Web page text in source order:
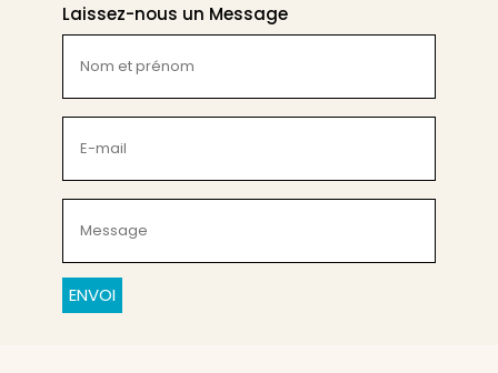
Laissez-nous un Message
et
prénom
(Nécessaire)
mail
(Nécessaire)
(Nécessaire)
CAPTCHA